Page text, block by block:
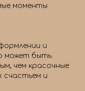
моменты
и
может быть
чем красочные
счастьем и